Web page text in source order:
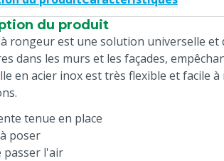
du produit
rongeur est une solution universelle
dans les murs et les façades,
en acier inox est très flexible et facile
tenue en place
poser
passer l'air